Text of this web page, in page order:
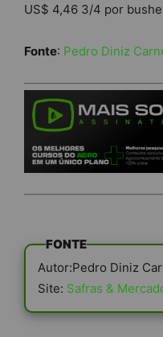
US$ 4,46 3/4 por
Fonte: Pedro Diniz
FONTE
Autor:Pedro Diniz
Site: Safras &